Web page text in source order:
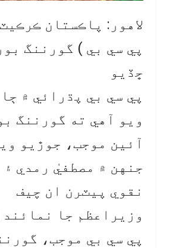
لاهور: پاڪستان
پي سي بي ) گورننگ
ڇڏيو
پي سي بي پڌرائي ۾
ويو آهي ته گورننگ
آئين موجب، جوڙيو
جنهن ۾ مصطفيٰ رمدي ۽
نقوي پيٽرن ان چيف
وزيراعظم جا
پي سي بي موجب،